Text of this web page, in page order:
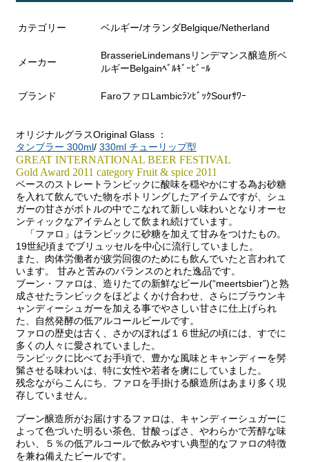
カテゴリー ベルギー/オランダBelgique/Netherland
メーカー
BrasserieLindemansリンデマンス醸造所ベ
ルギーBelgainﾍﾞﾙｷﾞｰﾋﾞｰﾙ
ブランド FaroファロLambicﾗﾝﾋﾞｯｸSourｻﾜｰ
オリジナルグラスOriginal Glass ：
タンブラー 300ml/ 330ml チューリップ型
GREAT INTERNATIONAL BEER FESTIVAL
Gold Award 2011 category Fruit & spice 2011
ベースのストレートランビックに酸味を穏やかにする為お砂糖
を入れて飲んでいた物をボトリングしたアイテムですが、シュ
ガーの甘さがボトルの中でこなれて新しい味わいとなりオーセ
ンティックなアイテムとして飲まれ続けています。
「ファロ」はランビックに砂糖を加えて甘みをつけたもの。
19世紀頃までブリュッセルを中心に流行していました。
また、肉体労働者が疲労回復のためにも飲んでいたと言われて
います。 甘みと苦みのバランスのとれた逸品です。
ブーン・ファロは、造りたての新鮮なビール(“meertsbier”)と熟
成させたランビックをほどよくかけ合わせ、さらにブラウンキ
ャンディーシュガーを加える事でやさしい甘さに仕上げられ
た、自然発酵の低アルコールビールです。
ファロの歴史は古く、さかのぼれば１６世紀の頃には、すでに
多くの人々に愛されていました。
ランビックに比べてお手頃で、豊かな風味とキャンディーを髣
髴させる味わいは、特に女性や若者を虜にしていました。
残念ながらこんにち、ファロを手掛ける醸造所はあまり多く現
存していません。
ブーン醸造所がお届けするファロは、キャンディーシュガーに
よって色づいた明るい茶色、甘酸っぱさ、やわらかで芳醇な味
わい、５％の低アルコールで飲みやすい典型的なファロの特徴
を兼ね備えたビールです。